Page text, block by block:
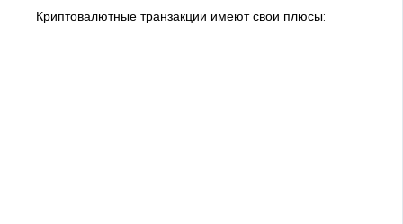
Криптовалютные транзакции имеют свои плюсы: